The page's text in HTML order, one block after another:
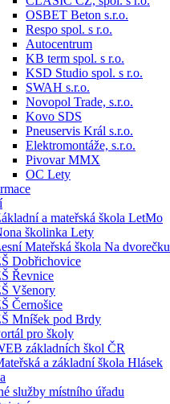
OSBET Beton s.r.o.
Respo spol. s r.o.
Autocentrum
KB term spol. s r.o.
KSD Studio spol. s r.o.
SWAH s.r.o.
Novopol Trade, s.r.o.
Kovo SDS
Pneuservis Král s.r.o.
Elektromontáže, s.r.o.
Pivovar MMX
OC Lety
a mateřská škola LetMo
školinka Lety
Mateřská škola Na dvorečku
Dobřichovice
Řevnice
Všenory
Černošice
Mníšek pod Brdy
pro školy
základních škol ČR
a základní škola Hlásek
služby místního úřadu